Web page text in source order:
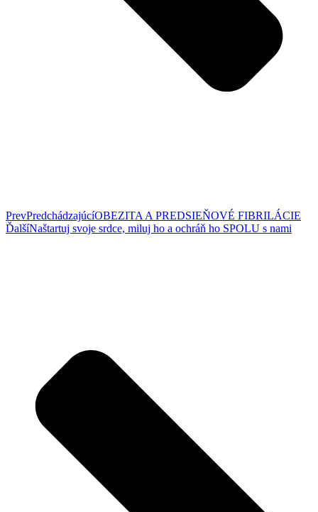
PrevPredchádzajúcíOBEZITA A PREDSIEŇOVÉ FIBRILÁCIE
ĎalšíNaštartuj svoje srdce, miluj ho a ochráň ho SPOLU s nami